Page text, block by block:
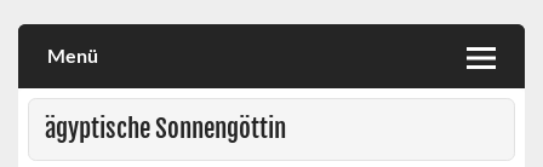
Menü
ägyptische Sonnengöttin